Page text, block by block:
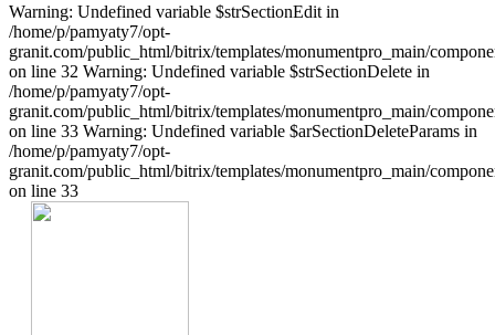
Warning: Undefined variable $strSectionEdit in
/home/p/pamyaty7/opt-
granit.com/public_html/bitrix/templates/monumentpro_main/
on line 32 Warning: Undefined variable $strSectionDelete in
/home/p/pamyaty7/opt-
granit.com/public_html/bitrix/templates/monumentpro_main/
on line 33 Warning: Undefined variable $arSectionDeleteParams in
/home/p/pamyaty7/opt-
granit.com/public_html/bitrix/templates/monumentpro_main/
on line 33